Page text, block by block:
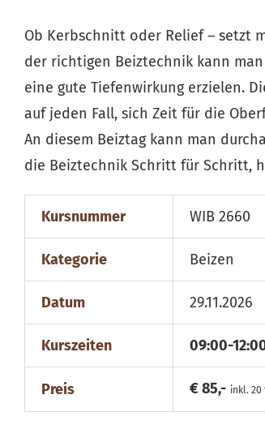
Ob Kerbschnitt oder Relief – setzt
der richtigen Beiztechnik kann
eine gute Tiefenwirkung erzielen.
auf jeden Fall, sich Zeit für die
An diesem Beiztag kann man
die Beiztechnik Schritt für Schritt,
Kursnummer WIB 2660
Kategorie Beizen
Datum 29.11.2026
Kurszeiten 09:00-
Preis € 85,- inkl. 20